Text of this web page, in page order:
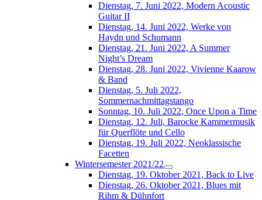
Dienstag, 7. Juni 2022, Modern Acoustic
Guitar II
Dienstag, 14. Juni 2022, Werke von
Haydn und Schumann
Dienstag, 21. Juni 2022, A Summer
Night’s Dream
Dienstag, 28. Juni 2022, Vivienne Kaarow
& Band
Dienstag, 5. Juli 2022,
Sommernachmittagstango
Sonntag, 10. Juli 2022, Once Upon a Time
Dienstag, 12. Juli, Barocke Kammermusik
für Querflöte und Cello
Dienstag, 19. Juli 2022, Neoklassische
Facetten
Wintersemester 2021/22
Dienstag, 19. Oktober 2021, Back to Live
Dienstag, 26. Oktober 2021, Blues mit
Rihm & Dühnfort